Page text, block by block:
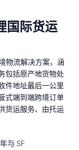
国际货运
物流解决方案，涵
包括原产地货物处
件地址最后一公里
式端到端跨境订单
货运服务、由托运
与 SF